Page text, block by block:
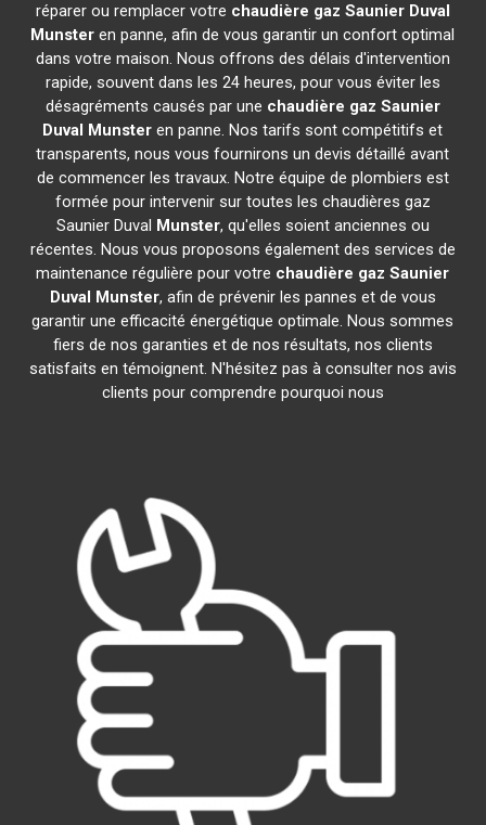
réparer ou remplacer votre chaudière gaz Saunier Duval
Munster en panne, afin de vous garantir un confort optimal
dans votre maison. Nous offrons des délais d'intervention
rapide, souvent dans les 24 heures, pour vous éviter les
désagréments causés par une chaudière gaz Saunier
Duval Munster en panne. Nos tarifs sont compétitifs et
transparents, nous vous fournirons un devis détaillé avant
de commencer les travaux. Notre équipe de plombiers est
formée pour intervenir sur toutes les chaudières gaz
Saunier Duval Munster, qu'elles soient anciennes ou
récentes. Nous vous proposons également des services de
maintenance régulière pour votre chaudière gaz Saunier
Duval Munster, afin de prévenir les pannes et de vous
garantir une efficacité énergétique optimale. Nous sommes
fiers de nos garanties et de nos résultats, nos clients
satisfaits en témoignent. N'hésitez pas à consulter nos avis
clients pour comprendre pourquoi nous